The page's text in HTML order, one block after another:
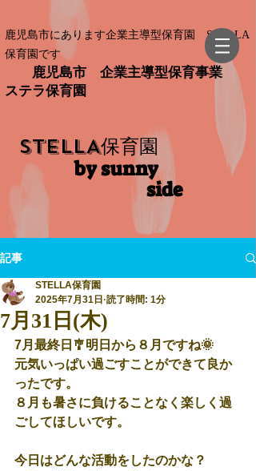
鹿児島市にあります企業主導型保育園 STELLA
保育園です
鹿児島市 企業主導型保育事業
ステラ保育園
STELLA保育園
by sunny
side​
記事
7月31日(木)
STELLA保育園
2025年7月31日 読了時間: 1分
7月最終日🎐明日から８月ですね🌞
元気いっぱい過ごすことができて良か
ったです。
８月も暑さに負けることなく楽しく過
ごしてほしいです。
今日はどんな活動をしたのかな？